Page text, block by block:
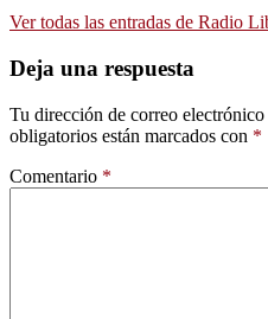
Ver todas las entradas de Radio
Deja una respuesta
Tu dirección de correo
obligatorios están marcados con *
Comentario *